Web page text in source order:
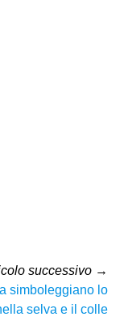
successivo →
simboleggiano lo
selva e il colle